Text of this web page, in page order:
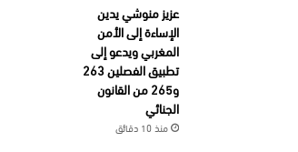
عزيز منوشي يدين
الإساءة إلى الأمن
المغربي ويدعو إلى
تطبيق الفصلين 263
و265 من القانون
الجنائي
منذ 10 دقائق